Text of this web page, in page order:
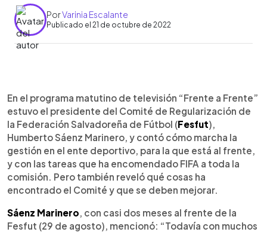
PorVarinia Escalante
Publicado el 21 de octubre de 2022
Escuchar artículo
En el programa matutino de televisión “Frente a Frente”
estuvo el presidente del Comité de Regularización de
la Federación Salvadoreña de Fútbol (Fesfut),
Humberto Sáenz Marinero, y contó cómo marcha la
gestión en el ente deportivo, para la que está al frente,
y con las tareas que ha encomendado FIFA a toda la
comisión. Pero también reveló qué cosas ha
encontrado el Comité y que se deben mejorar.
Sáenz Marinero , con casi dos meses al frente de la
Fesfut (29 de agosto), mencionó: “Todavía con muchos